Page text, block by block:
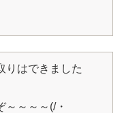
りはできました
～～～～(/・